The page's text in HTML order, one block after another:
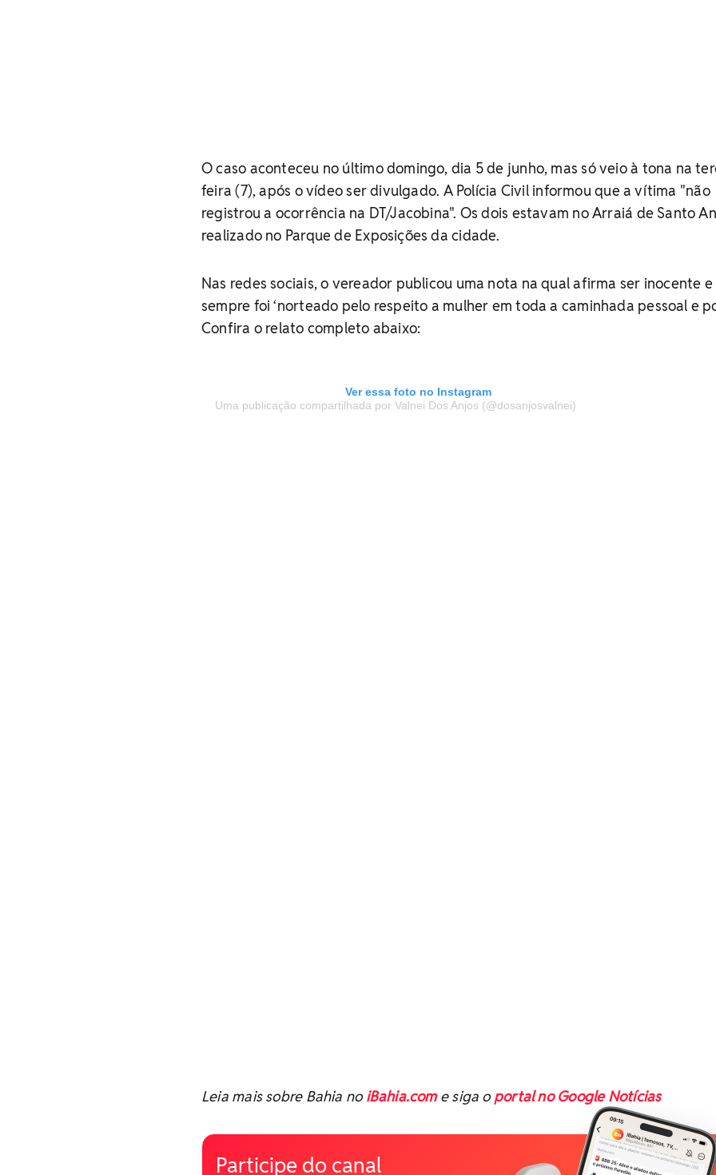
O caso aconteceu no último domingo, dia 5 de junho, mas só veio à tona na
feira (7), após o vídeo ser divulgado. A Polícia Civil informou que a vítima "não
registrou a ocorrência na DT/Jacobina". Os dois estavam no Arraiá de Santo
realizado no Parque de Exposições da cidade.
Nas redes sociais, o vereador publicou uma nota na qual afirma ser inocente e
sempre foi ‘norteado pelo respeito a mulher em toda a caminhada pessoal e
Confira o relato completo abaixo:
Ver essa foto no Instagram
Uma publicação compartilhada por Valnei Dos Anjos (@dosanjosvalnei)
Leia mais sobre Bahia no iBahia.come siga o portal no Google Notícias
Participe do canal